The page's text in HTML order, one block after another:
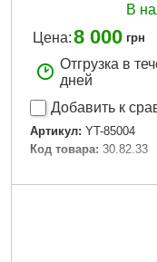
В
Цена:8 000 грн
Отгрузка в
дней
Добавить к
Артикул: YT-85004
Код товара: 30.82.33